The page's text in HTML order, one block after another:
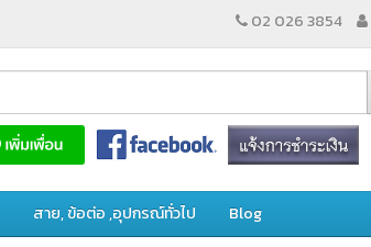
02 026 3854
สาย, ข้อต่อ ,อุปกรณ์ทั่วไป Blog